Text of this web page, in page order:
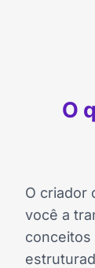
O
O criador
você a
conceitos